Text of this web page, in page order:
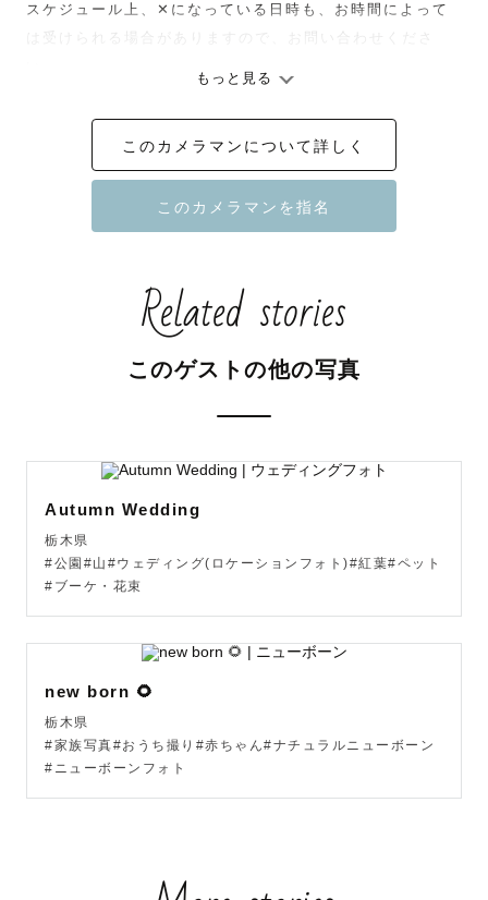
スケジュール上‪、‪‪✕‬になっている日時も、お時間によって
は受けられる場合がありますので、お問い合わせくださ
ー大切な瞬間を、大切な思い出にー
大切な家族との写真、大好きなパートナーとの記念写真、
仲良しな友人との思い出の写真、日常のほっと安らげる瞬
写真に込める想いは人それぞれです。
ることができる存在になりたいと思っています。
写真を撮られるのは苦手•••という不安も、ぜひお聞かせく
ださい！
ゆっくりコミュニケーションをとりながら、一緒に楽しい
┈┈　事前打ち合わせについて　┈┈
「写真を撮ってもらいたいけれど、どうすれば良いのか分
からない」
もっと見る
このカメラマンについて詳しく
Related stories
このゲストの他の写真
Autumn Wedding
栃木県
#公園#山#ウェディング(ロケーションフォト)#紅葉#ペット
#ブーケ・花束
new born 🌻
栃木県
#家族写真#おうち撮り#赤ちゃん#ナチュラルニューボーン
#ニューボーンフォト